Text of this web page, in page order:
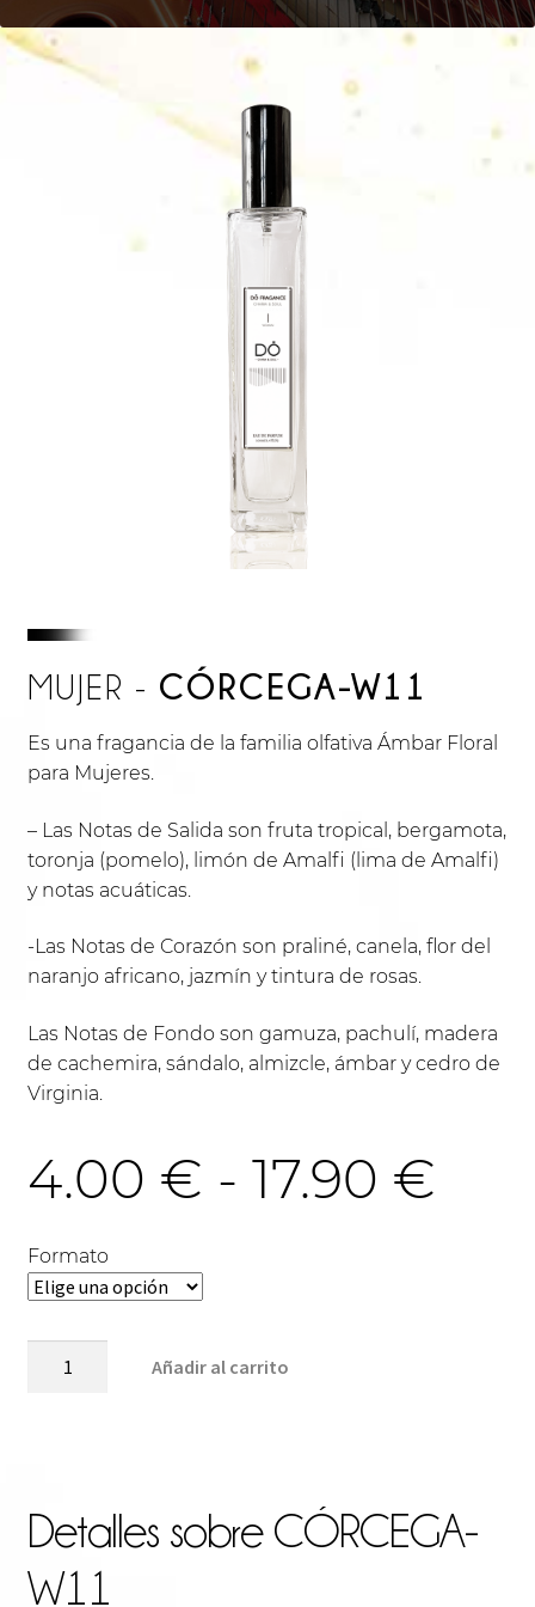
MUJER - CÓRCEGA-W11
Es una fragancia de la familia olfativa Ámbar Floral
para Mujeres.
– Las Notas de Salida son fruta tropical, bergamota,
toronja (pomelo), limón de Amalfi (lima de Amalfi)
y notas acuáticas.
-Las Notas de Corazón son praliné, canela, flor del
naranjo africano, jazmín y tintura de rosas.
Las Notas de Fondo son gamuza, pachulí, madera
de cachemira, sándalo, almizcle, ámbar y cedro de
Virginia.
4.00 € - 17.90 €
Formato
Añadir al carrito
Detalles sobre CÓRCEGA-
W11